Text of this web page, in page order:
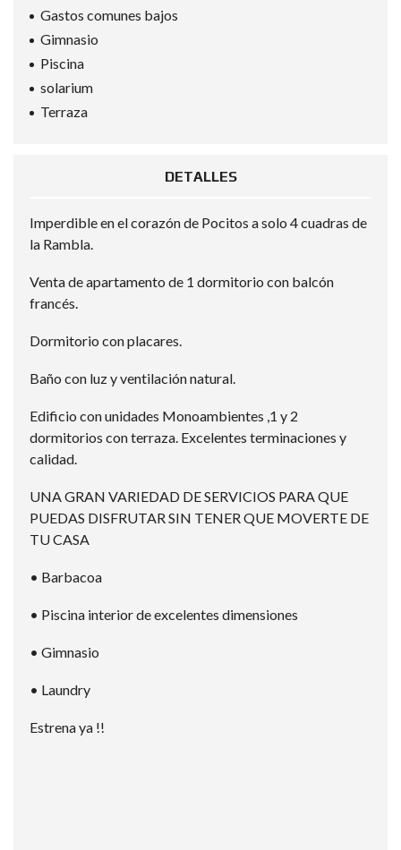
Gastos comunes bajos
Gimnasio
Piscina
solarium
Terraza
DETALLES
Imperdible en el corazón de Pocitos a solo 4 cuadras de
la Rambla.
Venta de apartamento de 1 dormitorio con balcón
francés.
Dormitorio con placares.
Baño con luz y ventilación natural.
Edificio con unidades Monoambientes ,1 y 2
dormitorios con terraza. Excelentes terminaciones y
calidad.
UNA GRAN VARIEDAD DE SERVICIOS PARA QUE
PUEDAS DISFRUTAR SIN TENER QUE MOVERTE DE
TU CASA
• Barbacoa
• Piscina interior de excelentes dimensiones
• Gimnasio
• Laundry
Estrena ya !!